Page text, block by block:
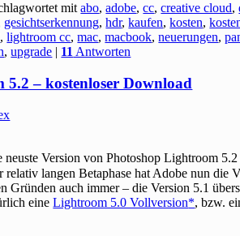
mit abo,adobe,cc,creative cloud,
gesichtserkennung,hdr,kaufen,kosten,
,lightroom cc,mac,macbook,neuerungen,
,upgrade | 11Antworten
– kostenloser Download
neuste Version von Photoshop Lightroom
langen Betaphase hat Adobe nun die
Gründen auch immer – die Version 5.1
eineLightroom 5.0 Vollversion , bzw.